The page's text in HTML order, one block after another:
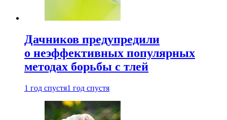
Дачников предупредили
о неэффективных популярных
методах борьбы с тлей
1 год спустя1 год спустя